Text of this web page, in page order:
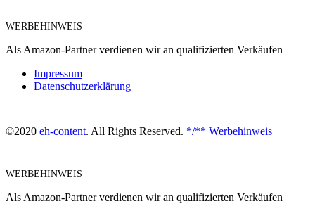
WERBEHINWEIS
Als Amazon-Partner verdienen wir an qualifizierten Verkäufen
Impressum
Datenschutzerklärung
©2020 eh-content. All Rights Reserved. */** Werbehinweis
WERBEHINWEIS
Als Amazon-Partner verdienen wir an qualifizierten Verkäufen